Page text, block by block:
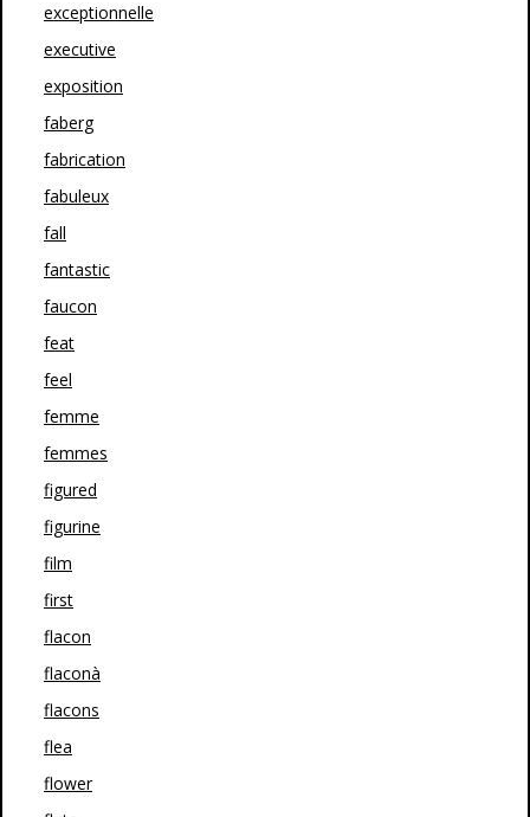
exceptionnelle
executive
exposition
faberg
fabrication
fabuleux
fall
fantastic
faucon
feat
feel
femme
femmes
figured
figurine
film
first
flacon
flaconà
flacons
flea
flower